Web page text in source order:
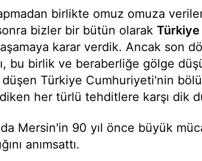
birlikte omuz omuza
bizler bir bütün olarak Türkiye
karar verdik. Ancak son
bu birlik ve beraberliğe gölge
Türkiye Cumhuriyeti'nin
her türlü tehditlere karşı dik
Mersin'in 90 yıl önce büyük
anımsattı.